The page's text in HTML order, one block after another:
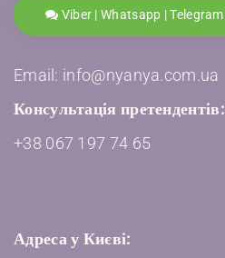
Viber | Whatsapp | Telegram
Email: info@nyanya.com.ua
Консультація претендентів:
+38 067 197 74 65
Адреса у Києві: